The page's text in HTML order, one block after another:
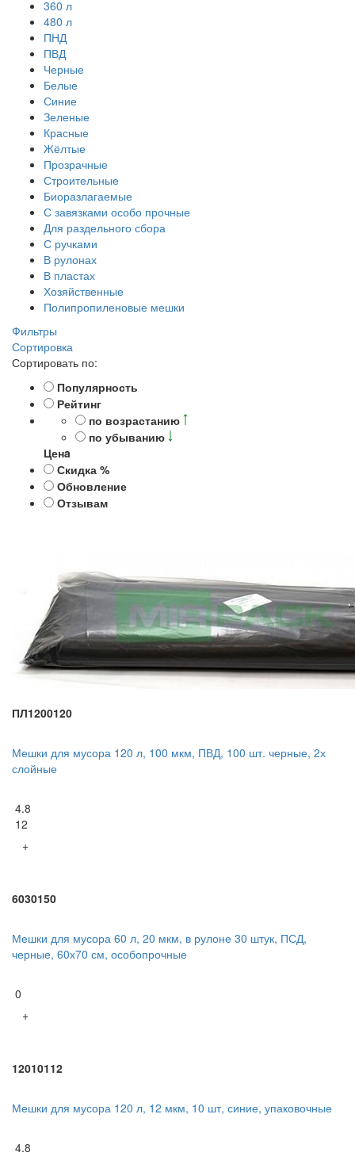
360 л
480 л
ПНД
ПВД
Черные
Белые
Синие
Зеленые
Красные
Жёлтые
Прозрачные
Строительные
Биоразлагаемые
С завязками особо прочные
Для раздельного сбора
С ручками
В рулонах
В пластах
Хозяйственные
Полипропиленовые мешки
Фильтры
Сортировка
Сортировать по:
Популярность
Рейтинг
по возрастанию
по убыванию
Ценa
Скидка %
Обновление
Отзывам
ПЛ1200120
Мешки для мусора 120 л, 100 мкм, ПВД, 100 шт. черные, 2х
слойные
4.8
12
+
6030150
Мешки для мусора 60 л, 20 мкм, в рулоне 30 штук, ПСД,
черные, 60х70 см, особопрочные
0
+
12010112
Мешки для мусора 120 л, 12 мкм, 10 шт, синие, упаковочные
4.8